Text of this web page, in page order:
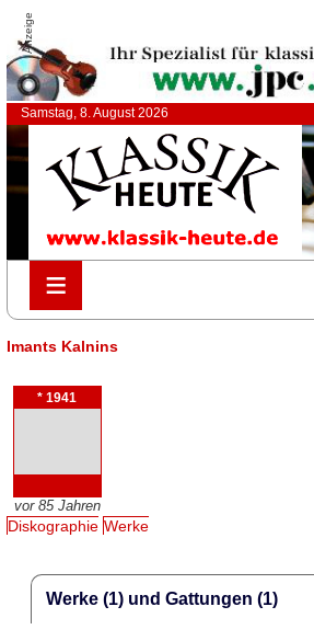
Anzeige
Samstag, 8. August 2026
≡
≡
Imants Kalnins
* 1941
vor 85 Jahren
Diskographie Werke
Werke (1) und Gattungen (1)